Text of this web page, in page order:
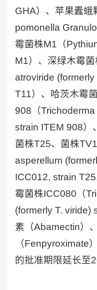
GHA）、苹果蠹蛾
pomonella
霉菌株M1（
M1）、深绿木霉
atroviride
T11）、哈茨木霉
908（
strain ITEM 908）
菌株T25、菌株
asperellum
ICC012, strain
霉菌株ICC080（
(formerly T. viride)
素（Abamectin）
（Fenpyroximate
的批准期限延长至